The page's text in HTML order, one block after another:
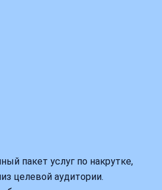
пакет услуг по накрутке,
целевой аудитории.